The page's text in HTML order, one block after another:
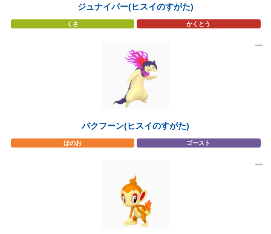
ジュナイパー(ヒスイのすがた)
くさ かくとう
バクフーン(ヒスイのすがた)
ほのお ゴースト